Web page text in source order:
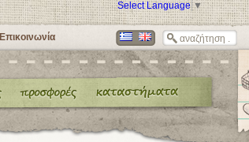
Select Language ▼
Επικοινωνία